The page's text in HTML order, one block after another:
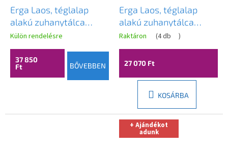
Erga Laos, téglalap
alakú zuhanytálca
140x80x5cm, akril,
fehér fényes, ERG-V06-
ACR-8014S-WH-CR
Külön rendelésre
37 850
Ft
BŐVEBBEN
Erga Laos, téglalap
alakú zuhanytálca
100x70x5cm, akril,
fehér fényes, ERG-V06-
ACR-7010S-WH-CR
Raktáron (4 db )
27 070 Ft
KOSÁRBA
+ Ajándékot
adunk